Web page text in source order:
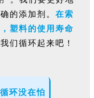
的添加剂。 在索
塑料的使用寿命
们循环起来吧！
环没在怕